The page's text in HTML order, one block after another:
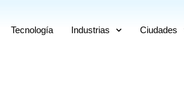
Tecnología Industrias Ciudades